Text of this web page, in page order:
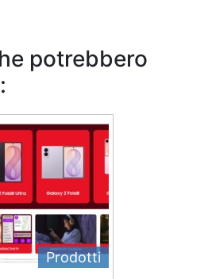
potrebbero
Prodotti